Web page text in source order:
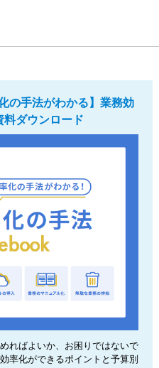
の手法がわかる】業務効
料ダウンロード
ればよいか、お困りではないで
率化ができるポイントと予算別